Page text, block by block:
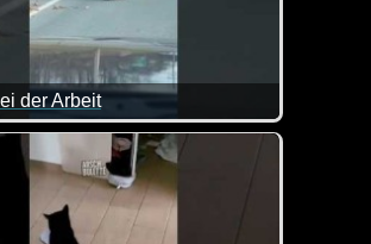
der Arbeit
Arbeit, dann das leckere Essen ;-)